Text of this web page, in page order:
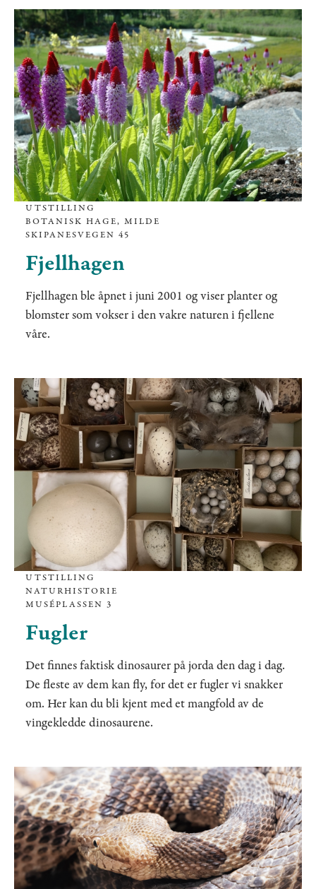
UTSTILLING
BOTANISK HAGE, MILDE
SKIPANESVEGEN 45
Fjellhagen
Fjellhagen ble åpnet i juni 2001 og viser planter og
blomster som vokser i den vakre naturen i fjellene
våre.
UTSTILLING
NATURHISTORIE
MUSÉPLASSEN 3
Fugler
Det finnes faktisk dinosaurer på jorda den dag i dag.
De fleste av dem kan fly, for det er fugler vi snakker
om. Her kan du bli kjent med et mangfold av de
vingekledde dinosaurene.